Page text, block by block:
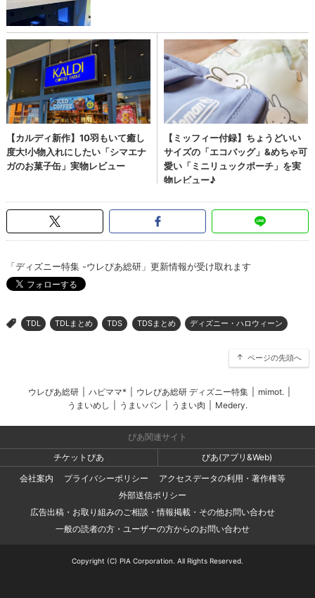
「ディズニー特集 -ウレぴあ総研」更新情報が受け取れます
> TDL TDLまとめ TDS TDSまとめ ディズニー・ハロウィーン
ページの先頭へ
ウレぴあ総研 ハピママ* ウレぴあ総研 ディズニー特集 mimot.
うまいめし
うまいパン うまい肉 Medery.
ぴあ関連サイト
チケットぴあ
ぴあ(アプリ&Web)
会社案内
プライバシーポリシー
アクセスデータの利用・著作権等
外部送信ポリシー
広告出稿・お取り組みのご相談・情報掲載・その他お問い合わせ
一般の読者の方・ユーザーの方からのお問い合わせ
Copyright (C) PIA Corporation. All Rights Reserved.